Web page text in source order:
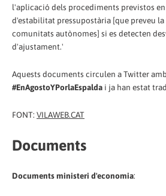
l'aplicació dels procediments previstos
d'estabilitat pressupostària [que preveu
comunitats autònomes] si es detecten
d'ajustament.'
Aquests documents circulen a Twitter
#EnAgostoYPorlaEspalda i ja han estat
FONT: VILAWEB.CAT
Documents
Documents ministeri d'economia: